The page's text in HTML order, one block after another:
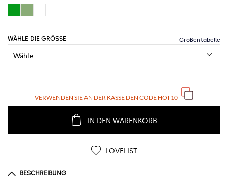
WÄHLE DIE GRÖSSE
VERWENDEN SIE AN DER KASSE DEN CODE HOT10
IN DEN WARENKORB
LOVELIST
BESCHREIBUNG